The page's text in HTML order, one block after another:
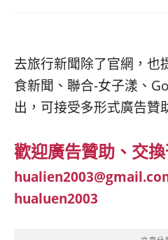
去旅行新聞除了官網，也
食新聞、聯合-女子漾、
出，可接受多形式廣告贊
歡迎廣告贊助、交
hualuen2003